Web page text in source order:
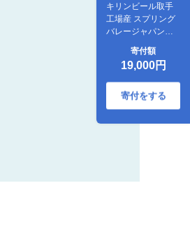
キリンビール取手
工場産 スプリング
バレージャパンエ
×24本|KIRIN 麒麟
ビール クラフトビ
ール SPRING
VALLEY
BREWERY 茨城県
寄付額
19,000円
寄付をする